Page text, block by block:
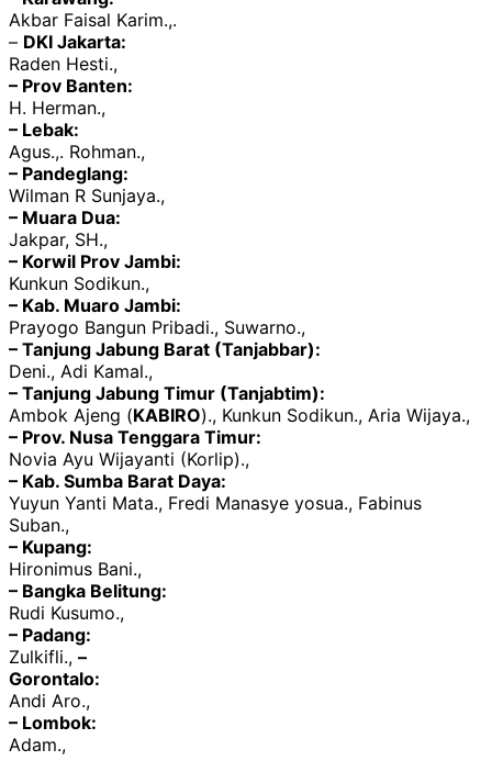
Akbar Faisal Karim.,.
– DKI Jakarta:
Raden Hesti.,
– Prov Banten:
H. Herman.,
– Lebak:
Agus.,. Rohman.,
– Pandeglang:
Wilman R Sunjaya.,
– Muara Dua:
Jakpar, SH.,
– Korwil Prov Jambi:
Kunkun Sodikun.,
– Kab. Muaro Jambi:
Prayogo Bangun Pribadi., Suwarno.,
– Tanjung Jabung Barat (Tanjabbar):
Deni., Adi Kamal.,
– Tanjung Jabung Timur (Tanjabtim):
Ambok Ajeng (KABIRO)., Kunkun Sodikun., Aria Wijaya.,
– Prov. Nusa Tenggara Timur:
Novia Ayu Wijayanti (Korlip).,
– Kab. Sumba Barat Daya:
Yuyun Yanti Mata., Fredi Manasye yosua., Fabinus
Suban.,
– Kupang:
Hironimus Bani.,
– Bangka Belitung:
Rudi Kusumo.,
– Padang:
Zulkifli., –
Gorontalo:
Andi Aro.,
– Lombok:
Adam.,